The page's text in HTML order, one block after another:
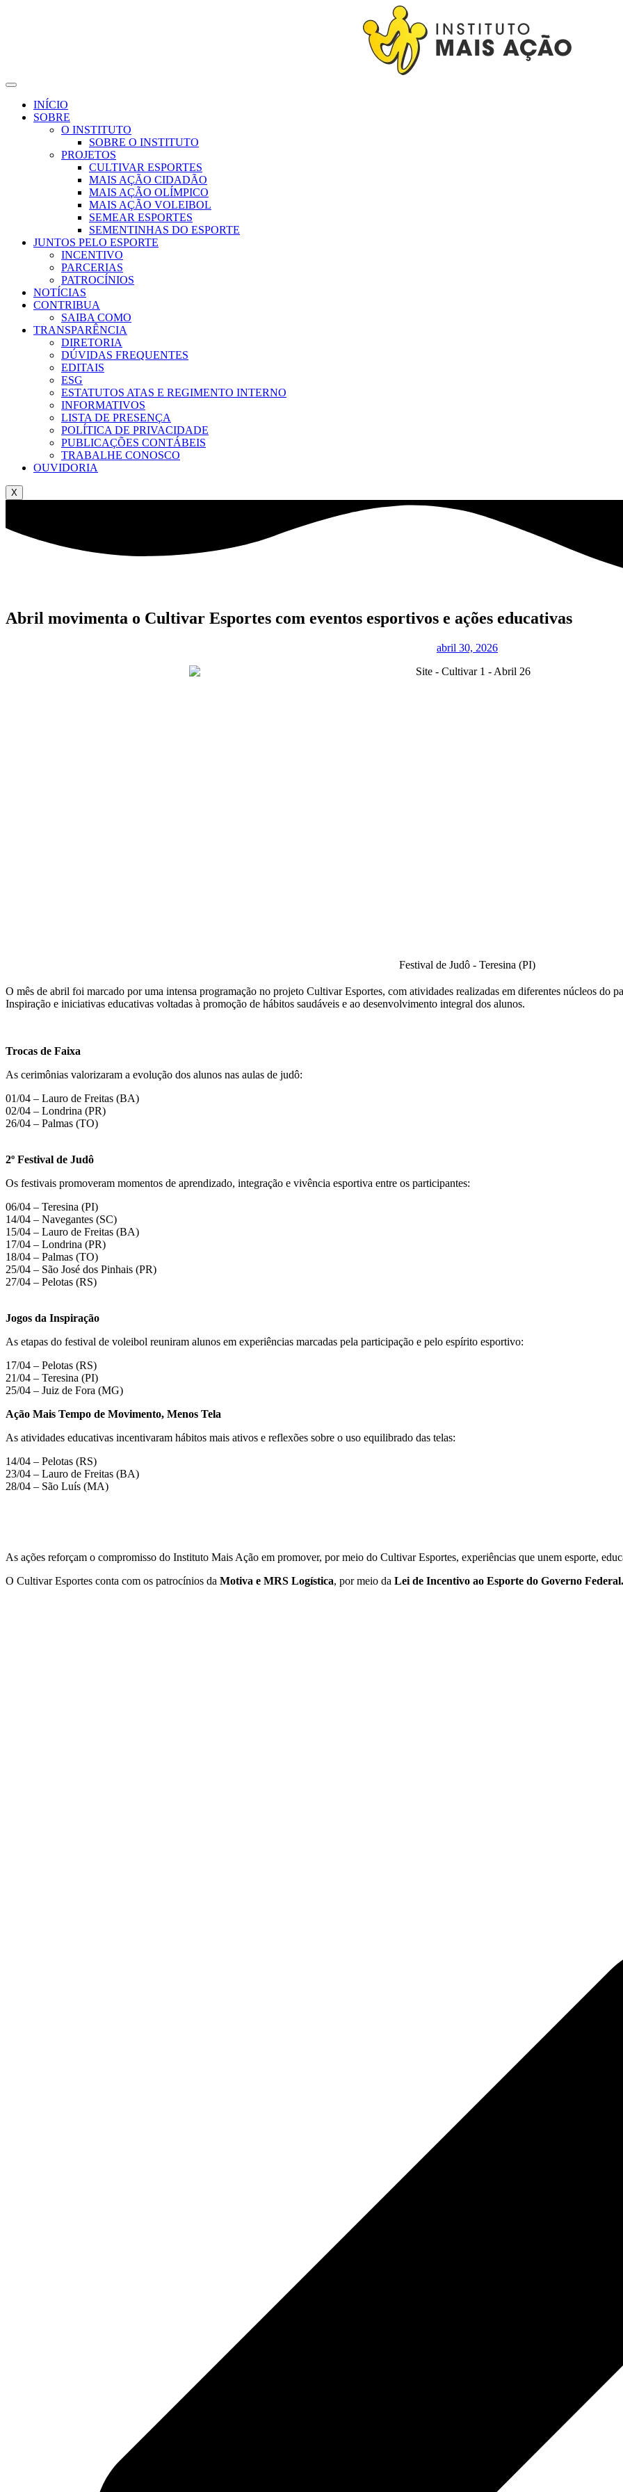
INÍCIO
SOBRE
O INSTITUTO
SOBRE O INSTITUTO
PROJETOS
CULTIVAR ESPORTES
MAIS AÇÃO CIDADÃO
MAIS AÇÃO OLÍMPICO
MAIS AÇÃO VOLEIBOL
SEMEAR ESPORTES
SEMENTINHAS DO ESPORTE
JUNTOS PELO ESPORTE
INCENTIVO
PARCERIAS
PATROCÍNIOS
NOTÍCIAS
CONTRIBUA
SAIBA COMO
TRANSPARÊNCIA
DIRETORIA
DÚVIDAS FREQUENTES
EDITAIS
ESG
ESTATUTOS ATAS E REGIMENTO INTERNO
INFORMATIVOS
LISTA DE PRESENÇA
POLÍTICA DE PRIVACIDADE
PUBLICAÇÕES CONTÁBEIS
TRABALHE CONOSCO
OUVIDORIA
X
Abril movimenta o Cultivar Esportes com eventos esportivos e ações educativas
abril 30, 2026
Festival de Judô - Teresina (PI)
O mês de abril foi marcado por uma intensa programação no projeto Cultivar Esportes, com atividades realizadas em diferentes núcleos do
Inspiração e iniciativas educativas voltadas à promoção de hábitos saudáveis e ao desenvolvimento integral dos alunos.
Trocas de Faixa
As cerimônias valorizaram a evolução dos alunos nas aulas de judô:
01/04 – Lauro de Freitas (BA)
02/04 – Londrina (PR)
26/04 – Palmas (TO)
2º Festival de Judô
Os festivais promoveram momentos de aprendizado, integração e vivência esportiva entre os participantes:
06/04 – Teresina (PI)
14/04 – Navegantes (SC)
15/04 – Lauro de Freitas (BA)
17/04 – Londrina (PR)
18/04 – Palmas (TO)
25/04 – São José dos Pinhais (PR)
27/04 – Pelotas (RS)
Jogos da Inspiração
As etapas do festival de voleibol reuniram alunos em experiências marcadas pela participação e pelo espírito esportivo:
17/04 – Pelotas (RS)
21/04 – Teresina (PI)
25/04 – Juiz de Fora (MG)
Ação Mais Tempo de Movimento, Menos Tela
As atividades educativas incentivaram hábitos mais ativos e reflexões sobre o uso equilibrado das telas:
14/04 – Pelotas (RS)
23/04 – Lauro de Freitas (BA)
28/04 – São Luís (MA)
As ações reforçam o compromisso do Instituto Mais Ação em promover, por meio do Cultivar Esportes, experiências que unem esporte,
O Cultivar Esportes conta com os patrocínios da Motiva e MRS Logística, por meio da Lei de Incentivo ao Esporte do Governo Federal.